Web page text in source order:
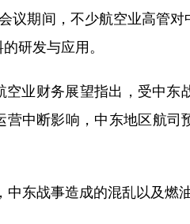
议期间，不少航空业高管
研发与应用。
财务展望指出，受中东
中断影响，中东地区航
东战事造成的混乱以及燃